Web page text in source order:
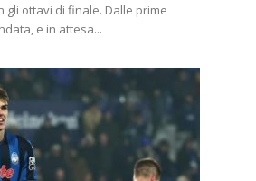
gli ottavi di finale. Dalle prime
e in attesa...